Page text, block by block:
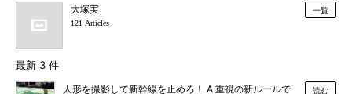
大塚実
121 Articles
一覧
最新 3 件
人形を撮影して新幹線を止めろ！ AI重視の新ルールで
読む